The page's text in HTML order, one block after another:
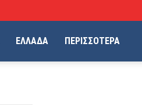
ΕΛΛΑΔΑ ΠΕΡΙΣΣΟΤΕΡΑ